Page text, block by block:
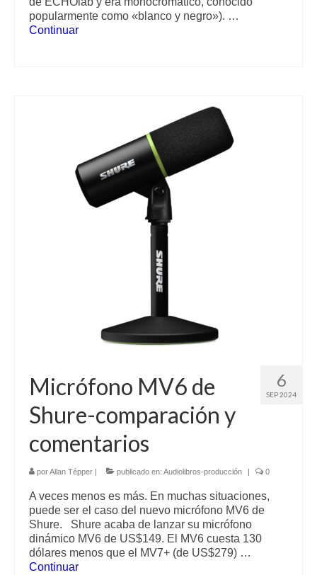
popularmente como «blanco y negro»). …
Continuar
6
SEP 2024
Micrófono MV6 de
Shure-comparación y
comentarios
porAllan Tépper publicado en: Audiolibros-producción 0
A veces menos es más. En muchas situaciones,
puede ser el caso del nuevo micrófono MV6 de
Shure. Shure acaba de lanzar su micrófono
dinámico MV6 de US$149. El MV6 cuesta 130
dólares menos que el MV7+ (de US$279) …
Continuar